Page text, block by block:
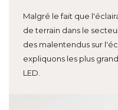
Malgré le fait que
de terrain dans le
des malentendus sur
expliquons les plus
LED.